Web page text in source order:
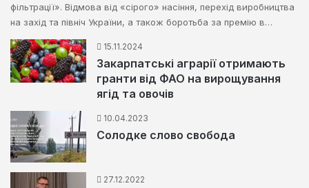
фільтрації». Відмова від «сірого» насіння, перехід виробництва
на захід та північ України, а також боротьба за премію в…
15.11.2024
Закарпатські аграрії отримають
гранти від ФАО на вирощування
ягід та овочів
10.04.2023
Солодке слово свобода
27.12.2022